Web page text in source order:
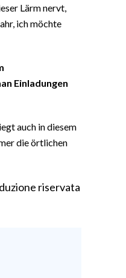
Lärm nervt,
ich möchte
Einladungen
auch in diesem
die örtlichen
riservata